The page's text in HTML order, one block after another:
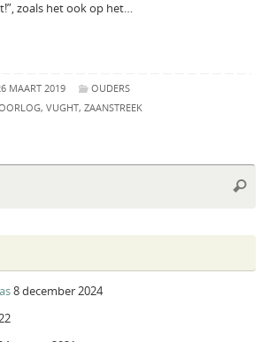
zoals het ook op het…
MAART 2019
OUDERS
, VUGHT, ZAANSTREEK
8 december 2024